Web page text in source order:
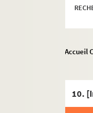
Accueil
10.